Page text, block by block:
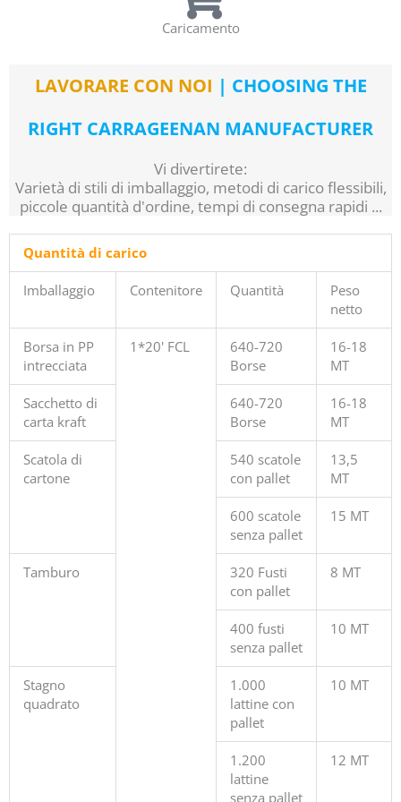
Caricamento
LAVORARE CON NOI | CHOOSING THE
RIGHT CARRAGEENAN MANUFACTURER
Vi divertirete:
Varietà di stili di imballaggio, metodi di carico flessibili,
piccole quantità d'ordine, tempi di consegna rapidi ...
Quantità di carico
Imballaggio Contenitore Quantità
Peso
netto
Borsa in PP
intrecciata
1*20' FCL
640-720
Borse
16-18
MT
Sacchetto di
carta kraft
640-720
Borse
16-18
MT
Scatola di
cartone
540 scatole
con pallet
13,5
MT
600 scatole
senza pallet
15 MT
Tamburo
320 Fusti
con pallet
8 MT
400 fusti
senza pallet
10 MT
Stagno
quadrato
1.000
lattine con
pallet
10 MT
1.200
lattine
senza pallet
12 MT